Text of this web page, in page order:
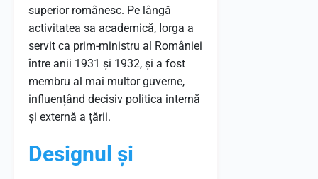
superior românesc. Pe lângă
activitatea sa academică, Iorga a
servit ca prim-ministru al României
între anii 1931 și 1932, și a fost
membru al mai multor guverne,
influențând decisiv politica internă
și externă a țării.
Designul și